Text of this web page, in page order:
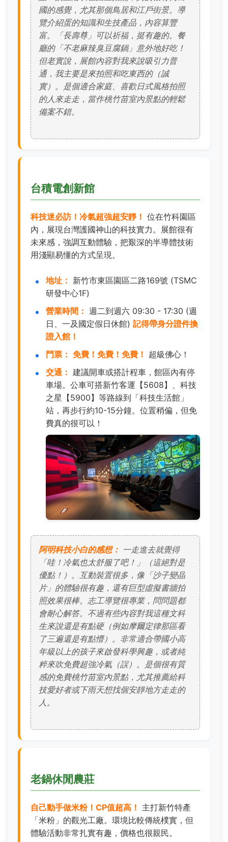
國的感覺，尤其那個鳥居和江戶街景。導
覽介紹蛋的知識和生技產品，內容算豐
富。「長壽尊」可以祈福，挺有趣的。餐
廳的「不老麻辣臭豆腐鍋」意外地好吃！
但老實說，展館內容對我來說吸引力普
通，我主要是來拍照和吃東西的（誠
實）。是個適合家庭、喜歡日式風格拍照
的人來走走，當作桃竹苗室內景點的輕鬆
備案不錯。
台積電創新館
科技迷必訪！冷氣超強超安靜！ 位在竹科園區
內，展現台灣護國神山的科技實力。展館很有
未來感，強調互動體驗，把艱深的半導體技術
用淺顯易懂的方式呈現。
地址： 新竹市東區園區二路169號 (TSMC
研發中心1F)
營業時間： 週二到週六 09:30 - 17:30 (週
日、一及國定假日休館) 記得帶身分證件換
證入館！
門票： 免費！免費！免費！ 超級佛心！
交通： 建議開車或搭計程車，館區內有停
車場。公車可搭新竹客運【5608】、科技
之星【5900】等路線到「科技生活館」
站，再步行約10-15分鐘。位置稍偏，但免
費真的很可以！
阿明科技小白的感想： 一走進去就覺得
「哇！冷氣也太舒服了吧！」（這絕對是
優點！）。互動裝置很多，像「沙子變晶
片」的體驗很有趣，還有巨型虛擬書牆拍
照效果很棒。志工導覽很專業，問問題都
會耐心解答。不過有些內容對我這種文科
生來說還是有點硬（例如摩爾定律那區看
了三遍還是有點懵）。非常適合帶國小高
年級以上的孩子來啟發科學興趣，或者純
粹來吹免費超強冷氣（誤）。是個很有質
感的免費桃竹苗室內景點，尤其推薦給科
技愛好者或下雨天想找個安靜地方走走的
人。
老鍋休閒農莊
自己動手做米粉！CP值超高！ 主打新竹特產
「米粉」的觀光工廠。環境比較傳統樸實，但
體驗活動非常扎實有趣，價格也很親民。